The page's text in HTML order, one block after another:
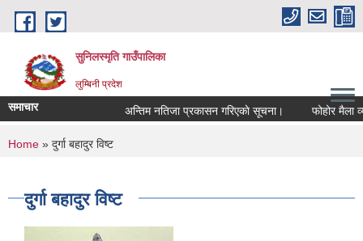
Skip to main content
सुनिलस्मृति गाउँपालिका
लुम्बिनी प्रदेश
समाचार अन्तिम नतिजा प्रकासन गरिएकाे सूचना। फोहोर मैला
You are here
Home » दुर्गा बहादुर विष्ट
दुर्गा बहादुर विष्ट